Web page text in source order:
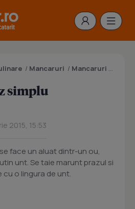
/ Mancaruri / Mancaruri cu legume
simplu
2015, 15:53
face un aluat dintr-un ou,
unt. Se taie marunt prazul si
o lingura de unt.